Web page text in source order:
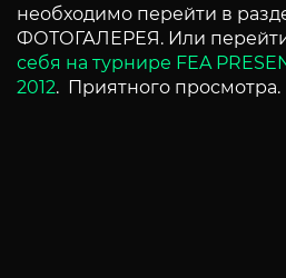
необходимо перейти в
ФОТОГАЛЕРЕЯ. Или
себя на турнире FEA
2012. Приятного просмотра.